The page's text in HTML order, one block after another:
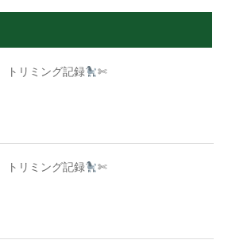
トリミング記録 ✄
トリミング記録 ✄